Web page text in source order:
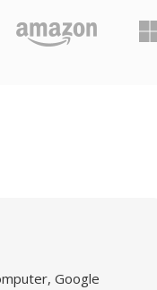
Google